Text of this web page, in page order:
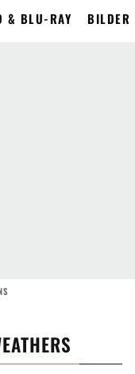
& BLU-RAY BILDER